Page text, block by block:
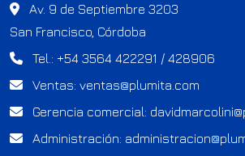
Av. 9 de Septiembre 3203
San Francisco, Córdoba
Tel.: +54 3564 422291 / 428906
Ventas: ventas@plumita.com
Gerencia comercial:
Administración: